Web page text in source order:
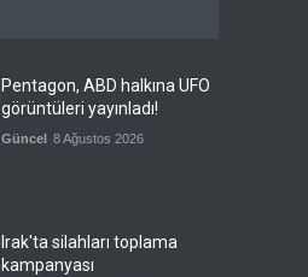
Pentagon, ABD halkına UFO
görüntüleri yayınladı!
Güncel 8 Ağustos 2026
Irak'ta silahları toplama
kampanyası